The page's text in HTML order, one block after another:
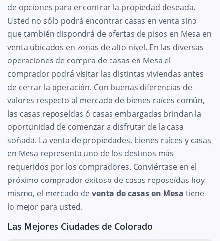
de opciones para encontrar la propiedad deseada.
Usted no sólo podrá encontrar casas en venta sino
que también dispondrá de ofertas de pisos en Mesa en
venta ubicados en zonas de alto nivel. En las diversas
operaciones de compra de casas en Mesa el
comprador podrá visitar las distintas viviendas antes
de cerrar la operación. Con buenas diferencias de
valores respecto al mercado de bienes raíces común,
las casas reposeídas ó casas embargadas brindan la
oportunidad de comenzar a disfrutar de la casa
soñada. La venta de propiedades, bienes raíces y casas
en Mesa representa uno de los destinos más
requeridos por los compradores. Conviértase en el
próximo comprador exitoso de casas reposeídas hoy
mismo, el mercado deventa de casas en Mesa tiene
lo mejor para usted.
Las Mejores Ciudades de Colorado